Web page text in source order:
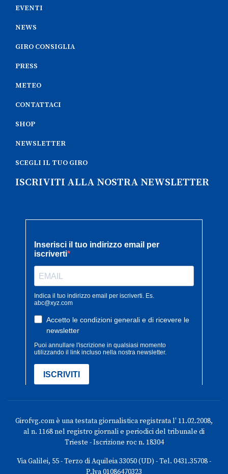
EVENTI
NEWS
GIRO CONSIGLIA
PRESS
METEO
CONTATTACI
SHOP
NEWSLETTER
SCEGLI IL TUO GIRO
ISCRIVITI ALLA NOSTRA NEWSLETTER
Girofvg.com è una testata giornalistica registrata l' 11.02.2008,
al n. 1168 nel registro giornali e periodici del tribunale di
Trieste - Iscrizione roc n. 18304
Via Galilei, 55 - Terzo di Aquileia 33050 (UD) - Tel. 0431.35708 -
P.Iva 01086470323